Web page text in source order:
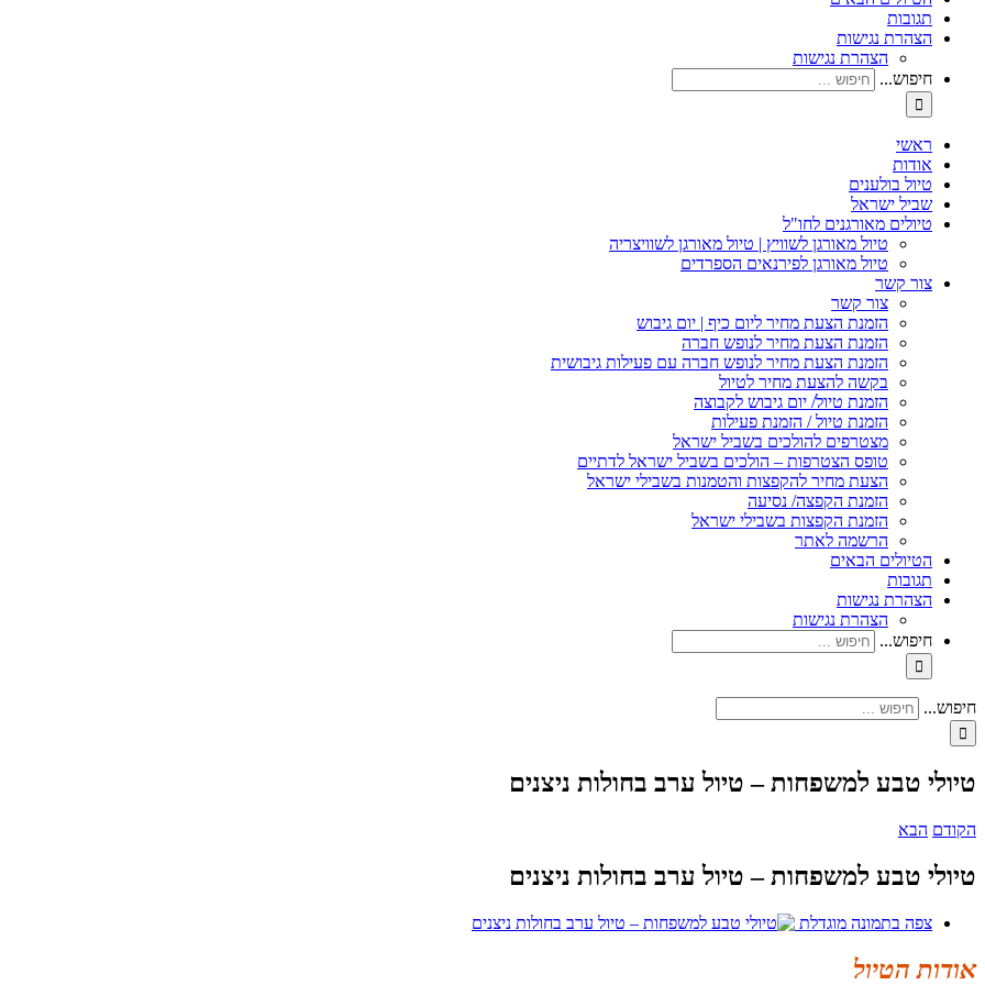
תגובות
הצהרת נגישות
הצהרת נגישות
חיפוש...
ראשי
אודות
טיול בולענים
שביל ישראל
טיולים מאורגנים לחו"ל
טיול מאורגן לשוויץ | טיול מאורגן לשוויצריה
טיול מאורגן לפירנאים הספרדים
צור קשר
צור קשר
הזמנת הצעת מחיר ליום כיף | יום גיבוש
הזמנת הצעת מחיר לנופש חברה
הזמנת הצעת מחיר לנופש חברה עם פעילות גיבושית
בקשה להצעת מחיר לטיול
הזמנת טיול/ יום גיבוש לקבוצה
הזמנת טיול / הזמנת פעילות
מצטרפים להולכים בשביל ישראל
טופס הצטרפות – הולכים בשביל ישראל לדתיים
הצעת מחיר להקפצות והטמנות בשבילי ישראל
הזמנת הקפצה/ נסיעה
הזמנת הקפצות בשבילי ישראל
הרשמה לאתר
הטיולים הבאים
תגובות
הצהרת נגישות
הצהרת נגישות
חיפוש...
חיפוש...
טיולי טבע למשפחות – טיול ערב בחולות ניצנים
הקודם הבא
טיולי טבע למשפחות – טיול ערב בחולות ניצנים
צפה בתמונה מוגדלת
אודות הטיול